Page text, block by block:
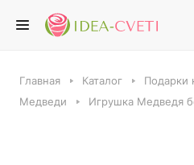
Главная Каталог Подарки
Медведи
Игрушка Медведя